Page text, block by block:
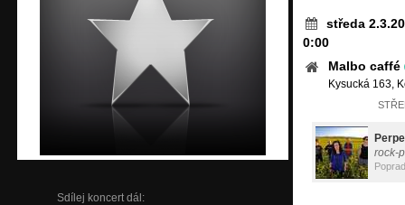
Sdílej koncert dál:
středa
0:00
Malbo caffé
Kysucká 163,
rock-
Poprad